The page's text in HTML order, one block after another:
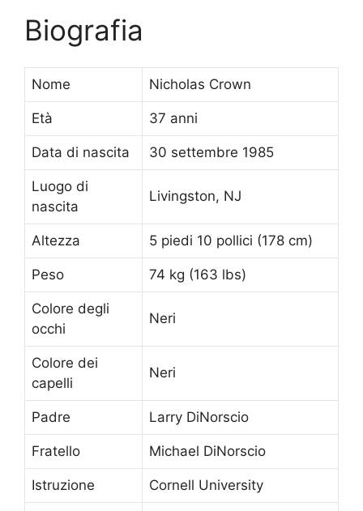
Biografia
Nome Nicholas Crown
Età 37 anni
Data di nascita 30 settembre 1985
Luogo di
nascita
Livingston, NJ
Altezza 5 piedi 10 pollici (178 cm)
Peso 74 kg (163 lbs)
Colore degli
occhi
Neri
Colore dei
capelli
Neri
Padre Larry DiNorscio
Fratello Michael DiNorscio
Istruzione Cornell University